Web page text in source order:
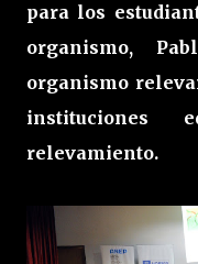
para los
organismo,
organismo
instituciones
relevamiento.